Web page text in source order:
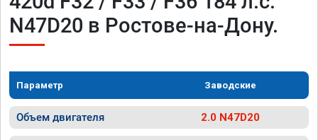
N47D20 в Ростове-на-Дону.
Параметр Заводские
Объем двигателя 2.0 N47D20